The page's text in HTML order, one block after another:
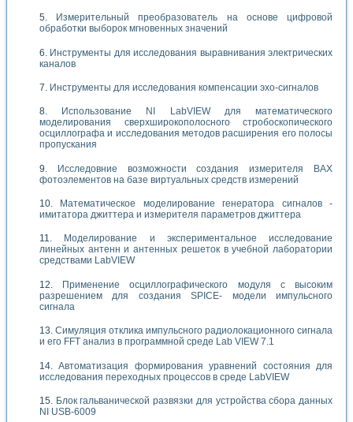
Измерительный преобразователь на основе цифровой
обработки выборок мгновенных значений
Инструменты для исследования выравнивания электрических
каналов
Инструменты для исследования компенсации эхо-сигналов
Использование NI LabVIEW для математического
моделирования сверхширокополосного стробоскопического
осциллографа и исследования методов расширения его полосы
пропускания
Исследовние возможности создания измерителя ВАХ
фотоэлементов на базе виртуальных средств измерений
Математическое моделирование генератора сигналов -
имитатора джиттера и измерителя параметров джиттера
Моделирование и экспериментальное исследование
линейных антенн и антенных решеток в учебной лаборатории
средствами LabVIEW
Применение осциллографического модуля с высоким
разрешением для создания SPICE- модели импульсного
сигнала
Симуляция отклика импульсного радиолокационного сигнала
и его FFT анализ в программной среде Lab VIEW 7.1
Автоматизация формирования уравнений состояния для
исследования переходных процессов в среде LabVIEW
Блок гальванической развязки для устройства сбора данных
NI USB-6009